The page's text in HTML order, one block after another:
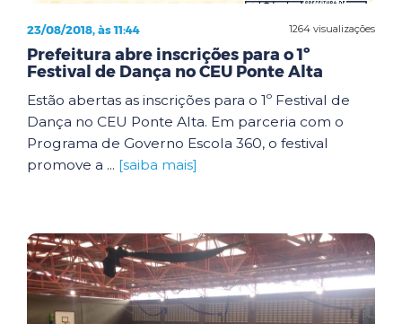
1264 visualizações
23/08/2018, às 11:44
Prefeitura abre inscrições para o 1º
Festival de Dança no CEU Ponte Alta
Estão abertas as inscrições para o 1º Festival de
Dança no CEU Ponte Alta. Em parceria com o
Programa de Governo Escola 360, o festival
promove a ... [saiba mais]